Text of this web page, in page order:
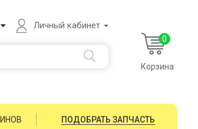
Личный кабинет
0
Корзина
ПОДОБРАТЬ ЗАПЧАСТЬ